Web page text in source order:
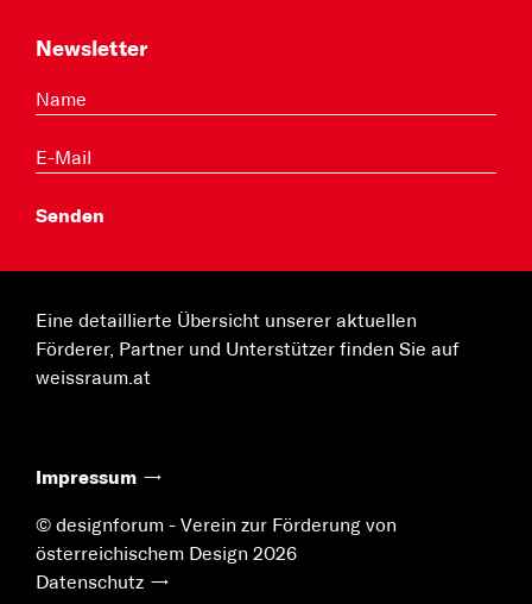
Newsletter
Eine detaillierte Übersicht unserer aktuellen
Förderer, Partner und Unterstützer finden Sie auf
weissraum.at
Impressum
© designforum - Verein zur Förderung von
österreichischem Design 2026
Datenschutz